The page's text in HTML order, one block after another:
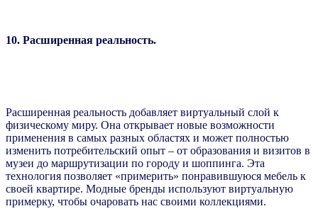
10. Расширенная реальность.
Расширенная реальность добавляет виртуальный слой к
физическому миру. Она открывает новые возможности
применения в самых разных областях и может полностью
изменить потребительский опыт – от образования и визитов в
музеи до маршрутизации по городу и шоппинга. Эта
технология позволяет «примерить» понравившуюся мебель к
своей квартире. Модные бренды используют виртуальную
примерку, чтобы очаровать нас своими коллекциями.